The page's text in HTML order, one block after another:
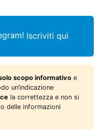
Iscriviti qui
scopo informativo e
un’indicazione
la correttezza e non si
delle informazioni